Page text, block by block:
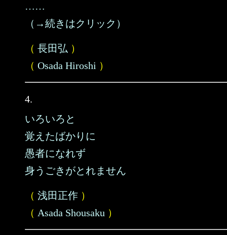
……
（→続きはクリック）
（ 長田弘 ）
（ Osada Hiroshi ）
4.
いろいろと
覚えたばかりに
愚者になれず
身うごきがとれません
（ 浅田正作 ）
（ Asada Shousaku ）